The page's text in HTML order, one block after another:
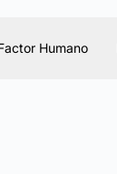
Humano